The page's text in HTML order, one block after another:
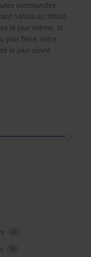
commandes
14h00 ou 10h00
le jour même. Si
jour férié, votre
le jour ouvré
29
50